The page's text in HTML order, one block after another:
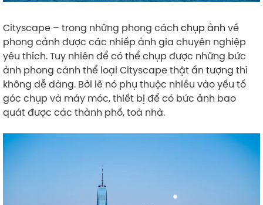
Cityscape – trong những phong cách chụp ảnh về
phong cảnh được các nhiếp ảnh gia chuyên nghiệp
yêu thích. Tuy nhiên để có thể chụp được những bức
ảnh phong cảnh thể loại Cityscape thật ấn tượng thì
không dễ dàng. Bởi lẽ nó phụ thuộc nhiều vào yếu tố
góc chụp và máy móc, thiết bị để có bức ảnh bao
quát được các thành phố, toà nhà.